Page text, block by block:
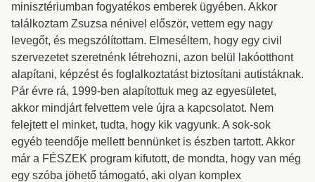
minisztériumban fogyatékos emberek ügyében. Akkor
találkoztam Zsuzsa nénivel először, vettem egy nagy
levegőt, és megszólítottam. Elmeséltem, hogy egy civil
szervezetet szeretnénk létrehozni, azon belül lakóotthont
alapítani, képzést és foglalkoztatást biztosítani autistáknak.
Pár évre rá, 1999-ben alapítottuk meg az egyesületet,
akkor mindjárt felvettem vele újra a kapcsolatot. Nem
felejtett el minket, tudta, hogy kik vagyunk. A sok-sok
egyéb teendője mellett bennünket is észben tartott. Akkor
már a FÉSZEK program kifutott, de mondta, hogy van még
egy szóba jöhető támogató, aki olyan komplex